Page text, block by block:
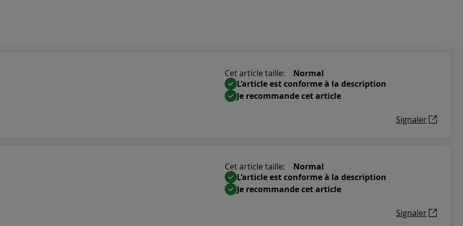
Cet article taille:
Normal
L’article est conforme à la description
Je recommande cet article
Signaler
Cet article taille:
Normal
L’article est conforme à la description
Je recommande cet article
Signaler